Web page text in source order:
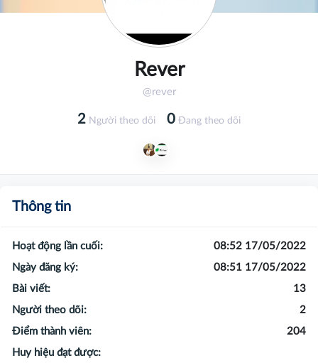
Rever
@rever
2 Người theo dõi 0 Đang theo dõi
Thông tin
Hoạt động lần cuối:
08:52 17/05/2022
Ngày đăng ký:
08:51 17/05/2022
Bài viết:
13
Người theo dõi:
2
Điểm thành viên:
204
Huy hiệu đạt được: